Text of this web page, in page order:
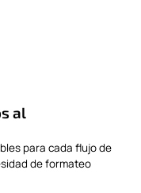
al
para cada flujo de
de formateo